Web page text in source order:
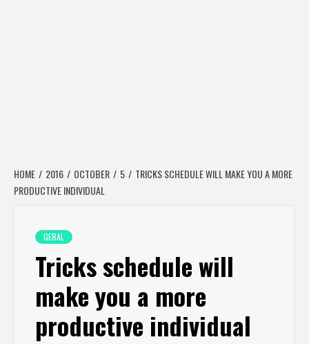
HOME 2016 OCTOBER 5
TRICKS SCHEDULE WILL MAKE YOU A MORE
PRODUCTIVE INDIVIDUAL
GERAL
Tricks schedule will
make you a more
productive individual